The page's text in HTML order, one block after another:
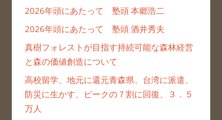
2026年頭にあたって 塾頭 本郷浩二
2026年頭にあたって 塾頭 酒井秀夫
真樹フォレストが目指す持続可能な森林経営
と森の価値創造について
高校留学、地元に還元青森県、台湾に派遣、
防災に生かす、ピークの７割に回復、３．５
万人